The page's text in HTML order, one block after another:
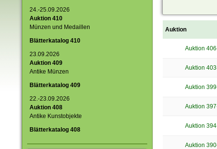
24.-25.09.2026
Auktion 410
Münzen und Medaillen
Blätterkatalog 410
23.09.2026
Auktion 409
Antike Münzen
Blätterkatalog 409
22.-23.09.2026
Auktion 408
Antike Kunstobjekte
Blätterkatalog 408
Auktion
Auktion
Auktion
Auktion
Auktion
Auktion
Auktion